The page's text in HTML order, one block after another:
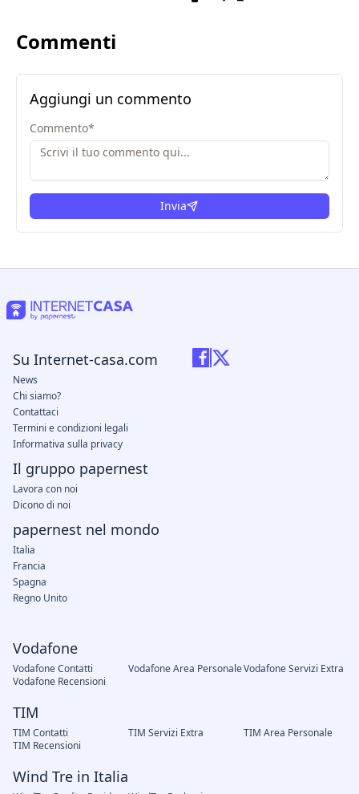
Commenti
Aggiungi un commento
Commento*
Invia
Vodafone
Vodafone Contatti Vodafone Area PersonaleVodafone Servizi Extra
Vodafone Recensioni
TIM
TIM Contatti TIM Servizi Extra
TIM Area Personale
TIM Recensioni
Wind Tre in Italia
Su Internet-casa.com
News
Chi siamo?
Contattaci
Termini e condizioni legali
Informativa sulla privacy
Il gruppo papernest
Lavora con noi
Dicono di noi
papernest nel mondo
Italia
Francia
Spagna
Regno Unito